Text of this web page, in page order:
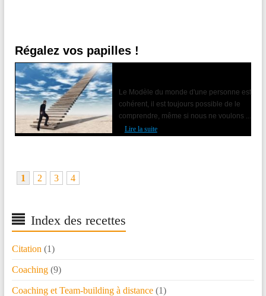
Régalez vos papilles !
Le Modèle du monde d'une personne est
cohérent, il est toujours possible de le
comprendre, même si nous ne voulons ...
Lire la suite
1 2 3 4
Index des recettes
Citation (1)
Coaching(9)
Coaching et Team-building à distance(1)